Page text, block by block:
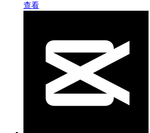
查看